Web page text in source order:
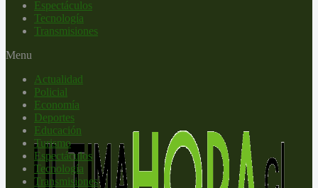
Espectáculos
Tecnología
Transmisiones
Menu
Actualidad
Policial
Economía
Deportes
Educación
Turismo
Espectáculos
Tecnología
Transmisiones